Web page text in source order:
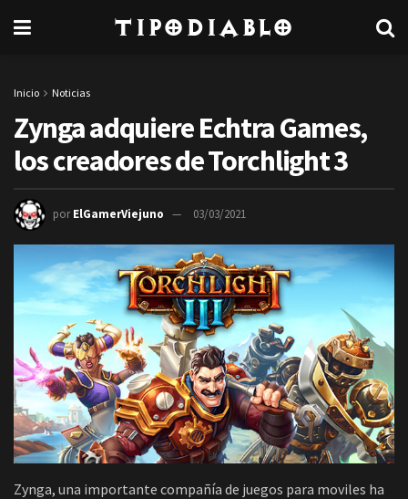
TipoDiablo
Inicio Noticias
Zynga adquiere Echtra Games,
los creadores de Torchlight 3
por ElGamerViejuno 03/03/2021
Zynga, una importante compañía de juegos para moviles ha